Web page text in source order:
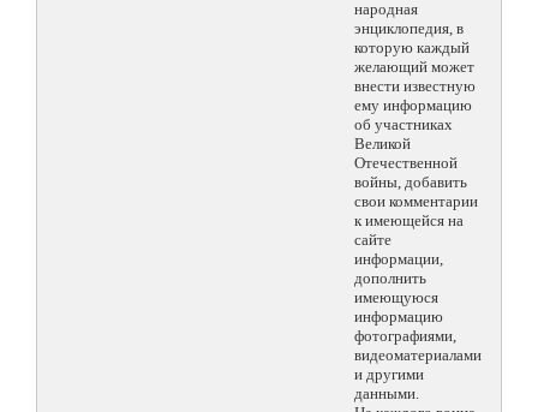
народная
энциклопедия, в
которую каждый
желающий может
внести известную
ему информацию
об участниках
Великой
Отечественной
войны, добавить
свои комментарии
к имеющейся на
сайте
информации,
дополнить
имеющуюся
информацию
фотографиями,
видеоматериалами
и другими
данными.